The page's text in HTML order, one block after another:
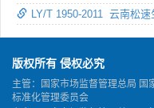
LY/T 1950-2011 云南松
版权所有 侵权必究
主管：国家市场监督管理总局 国
标准化管理委员会